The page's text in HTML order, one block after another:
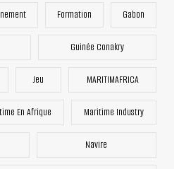
Formation Gabon
Guinée Conakry
Jeu MARITIMAFRICA
En Afrique Maritime Industry
Navire